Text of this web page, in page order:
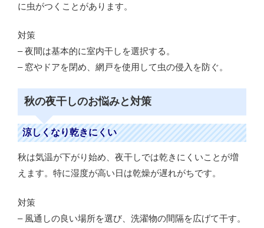
に虫がつくことがあります。
対策
– 夜間は基本的に室内干しを選択する。
– 窓やドアを閉め、網戸を使用して虫の侵入を防ぐ。
秋の夜干しのお悩みと対策
涼しくなり乾きにくい
秋は気温が下がり始め、夜干しでは乾きにくいことが増
えます。特に湿度が高い日は乾燥が遅れがちです。
対策
– 風通しの良い場所を選び、洗濯物の間隔を広げて干す。